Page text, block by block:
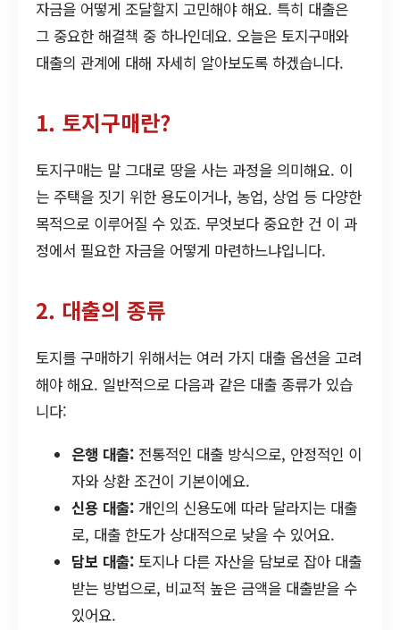
자금을 어떻게 조달할지 고민해야 해요. 특히 대출은
그 중요한 해결책 중 하나인데요. 오늘은 토지구매와
대출의 관계에 대해 자세히 알아보도록 하겠습니다.
1. 토지구매란?
토지구매는 말 그대로 땅을 사는 과정을 의미해요. 이
는 주택을 짓기 위한 용도이거나, 농업, 상업 등 다양한
목적으로 이루어질 수 있죠. 무엇보다 중요한 건 이 과
정에서 필요한 자금을 어떻게 마련하느냐입니다.
2. 대출의 종류
토지를 구매하기 위해서는 여러 가지 대출 옵션을 고려
해야 해요. 일반적으로 다음과 같은 대출 종류가 있습
니다:
은행 대출: 전통적인 대출 방식으로, 안정적인 이
자와 상환 조건이 기본이에요.
신용 대출: 개인의 신용도에 따라 달라지는 대출
로, 대출 한도가 상대적으로 낮을 수 있어요.
담보 대출: 토지나 다른 자산을 담보로 잡아 대출
받는 방법으로, 비교적 높은 금액을 대출받을 수
있어요.